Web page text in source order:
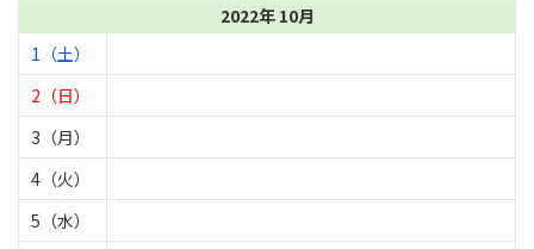
2022年 10月
1（土）
2（日）
3（月）
4（火）
5（水）